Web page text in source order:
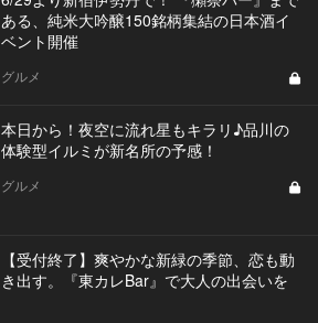
ある、純米大吟醸150銘柄集結の日本酒イ
ベント開催
グルメ
本日から！夜空に流れ星もキラリ♪品川の
体験型イルミが新名所の予感！
グルメ
【受付終了】爽やかな新緑の季節、恋も動
き出す。『東カレBar』で大人の出会いを